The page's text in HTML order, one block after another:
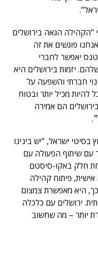
"הקהילה הגאה בירושלים
פוגשים את זה
יאפשר לחברי
יזמות בירושלים היא
חברתי והשפעה על
מכיל יותר ובטוח
הם אמירה
בסיטי ישראל, "יש בינינו
עם שיתוף הפעולה עם
חלק באקו-סיסטם
אישית, פיתוח קהילה
היא מאפשרת צמצום
ירושלים עם כלכלה
יותר – מה שחשוב